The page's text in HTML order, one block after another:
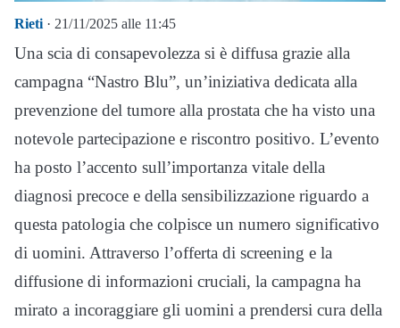
Rieti · 21/11/2025 alle 11:45
Una scia di consapevolezza si è diffusa grazie alla
campagna “Nastro Blu”, un’iniziativa dedicata alla
prevenzione del tumore alla prostata che ha visto una
notevole partecipazione e riscontro positivo. L’evento
ha posto l’accento sull’importanza vitale della
diagnosi precoce e della sensibilizzazione riguardo a
questa patologia che colpisce un numero significativo
di uomini. Attraverso l’offerta di screening e la
diffusione di informazioni cruciali, la campagna ha
mirato a incoraggiare gli uomini a prendersi cura della